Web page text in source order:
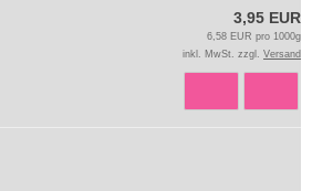
3,95 EUR
6,58 EUR pro 1000g
inkl. MwSt. zzgl. Versand